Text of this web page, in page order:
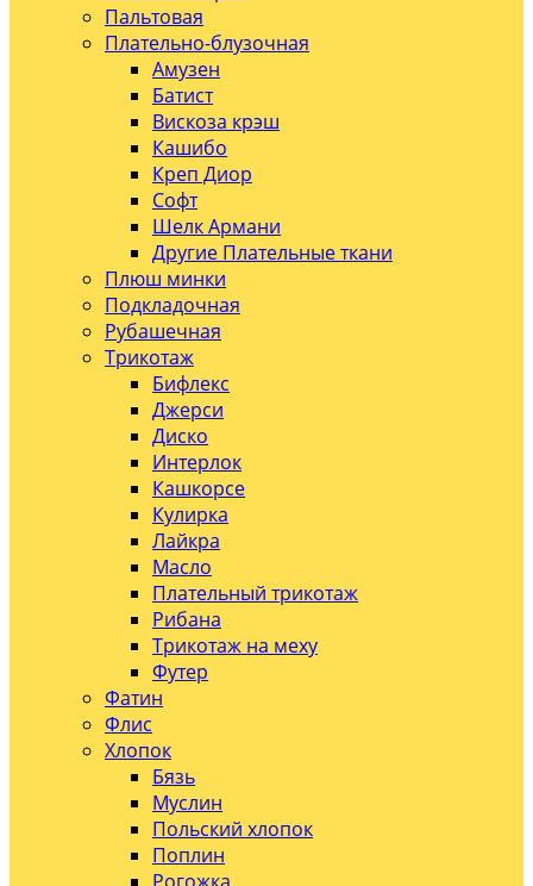
Пальтовая
Плательно-блузочная
Амузен
Батист
Вискоза крэш
Кашибо
Креп Диор
Софт
Шелк Армани
Другие Плательные ткани
Плюш минки
Подкладочная
Рубашечная
Трикотаж
Бифлекс
Джерси
Диско
Интерлок
Кашкорсе
Кулирка
Лайкра
Масло
Плательный трикотаж
Рибана
Трикотаж на меху
Футер
Фатин
Флис
Хлопок
Бязь
Муслин
Польский хлопок
Поплин